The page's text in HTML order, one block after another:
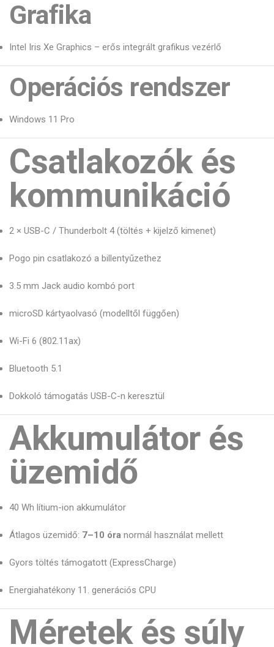
Grafika
Intel Iris Xe Graphics – erős integrált grafikus vezérlő
Operációs rendszer
Windows 11 Pro
Csatlakozók és
kommunikáció
2 × USB-C / Thunderbolt 4 (töltés + kijelző kimenet)
Pogo pin csatlakozó a billentyűzethez
3.5 mm Jack audio kombó port
microSD kártyaolvasó (modelltől függően)
Wi-Fi 6 (802.11ax)
Bluetooth 5.1
Dokkoló támogatás USB-C-n keresztül
Akkumulátor és
üzemidő
40 Wh lítium-ion akkumulátor
Átlagos üzemidő: 7–10 óra normál használat mellett
Gyors töltés támogatott (ExpressCharge)
Energiahatékony 11. generációs CPU
Méretek és súly